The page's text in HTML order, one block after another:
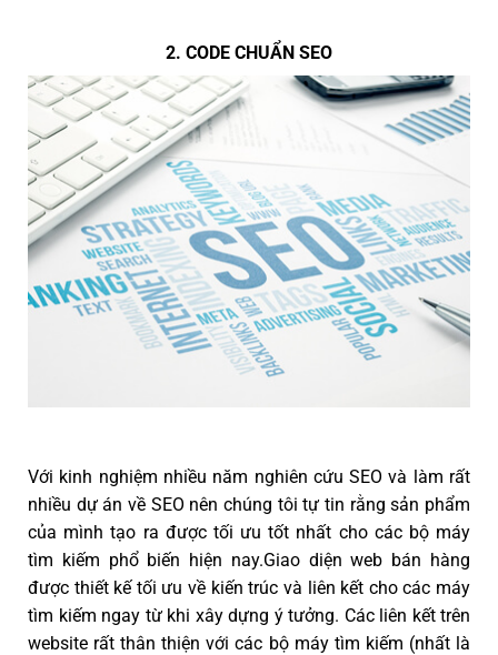
2. CODE CHUẨN SEO
Với kinh nghiệm nhiều năm nghiên cứu SEO và làm rất
nhiều dự án về SEO nên chúng tôi tự tin rằng sản phẩm
của mình tạo ra được tối ưu tốt nhất cho các bộ máy
tìm kiếm phổ biến hiện nay.Giao diện web bán hàng
được thiết kế tối ưu về kiến trúc và liên kết cho các máy
tìm kiếm ngay từ khi xây dựng ý tưởng. Các liên kết trên
website rất thân thiện với các bộ máy tìm kiếm (nhất là